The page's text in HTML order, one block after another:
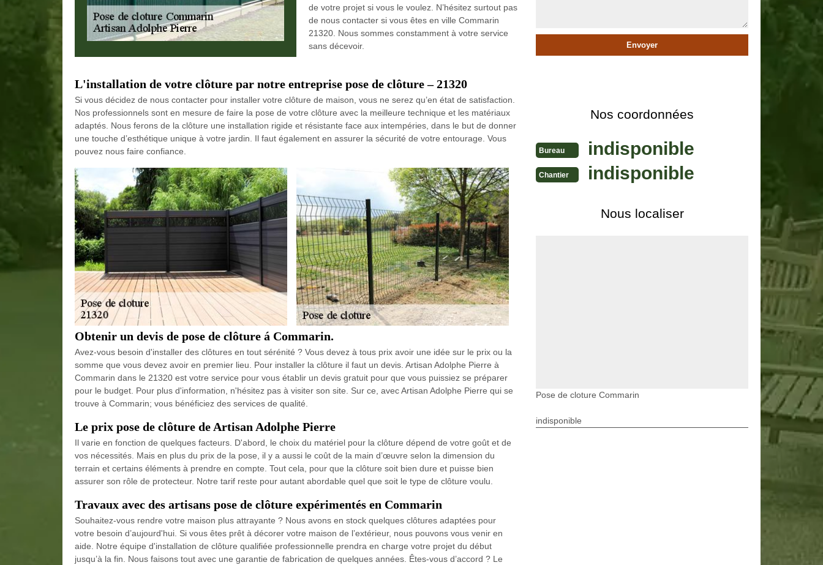
de votre projet si vous le voulez. N’hésitez surtout pas
de nous contacter si vous êtes en ville Commarin
21320. Nous sommes constamment à votre service
sans décevoir.
L'installation de votre clôture par notre entreprise pose de clôture – 21320
Si vous décidez de nous contacter pour installer votre clôture de maison, vous ne serez qu’en état de satisfaction.
Nos professionnels sont en mesure de faire la pose de votre clôture avec la meilleure technique et les matériaux
adaptés. Nous ferons de la clôture une installation rigide et résistante face aux intempéries, dans le but de donner
une touche d’esthétique unique à votre jardin. Il faut également en assurer la sécurité de votre entourage. Vous
pouvez nous faire confiance.
Obtenir un devis de pose de clôture á Commarin.
Avez-vous besoin d'installer des clôtures en tout sérénité ? Vous devez à tous prix avoir une idée sur le prix ou la
somme que vous devez avoir en premier lieu. Pour installer la clôture il faut un devis. Artisan Adolphe Pierre à
Commarin dans le 21320 est votre service pour vous établir un devis gratuit pour que vous puissiez se préparer
pour le budget. Pour plus d'information, n'hésitez pas à visiter son site. Sur ce, avec Artisan Adolphe Pierre qui se
trouve à Commarin; vous bénéficiez des services de qualité.
Le prix pose de clôture de Artisan Adolphe Pierre
Il varie en fonction de quelques facteurs. D'abord, le choix du matériel pour la clôture dépend de votre goût et de
vos nécessités. Mais en plus du prix de la pose, il y a aussi le coût de la main d’œuvre selon la dimension du
terrain et certains éléments à prendre en compte. Tout cela, pour que la clôture soit bien dure et puisse bien
assurer son rôle de protecteur. Notre tarif reste pour autant abordable quel que soit le type de clôture voulu.
Travaux avec des artisans pose de clôture expérimentés en Commarin
Souhaitez-vous rendre votre maison plus attrayante ? Nous avons en stock quelques clôtures adaptées pour
votre besoin d’aujourd'hui. Si vous êtes prêt à décorer votre maison de l’extérieur, nous pouvons vous venir en
aide. Notre équipe d'installation de clôture qualifiée professionnelle prendra en charge votre projet du début
jusqu’à la fin. Nous faisons tout avec une garantie de fabrication de quelques années. Êtes-vous d’accord ? Le
Nos coordonnées
Bureau indisponible
Chantier indisponible
Nous localiser
Pose de cloture Commarin
indisponible